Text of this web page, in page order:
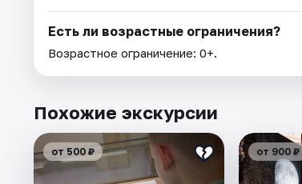
Есть ли возрастные ограничения?
Возрастное ограничение: 0+.
Похожие экскурсии
от 500 ₽ от 900 ₽